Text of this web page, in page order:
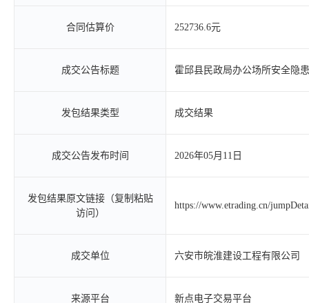
合同估算价 252736.6元
成交公告标题 霍邱县民政局办公场所安全隐
发包结果类型 成交结果
成交公告发布时间 2026年05月11日
发包结果原文链接（复制粘贴
访问）
https://www.etrading.cn/
成交单位 六安市皖淮建设工程有限公司
来源平台 新点电子交易平台